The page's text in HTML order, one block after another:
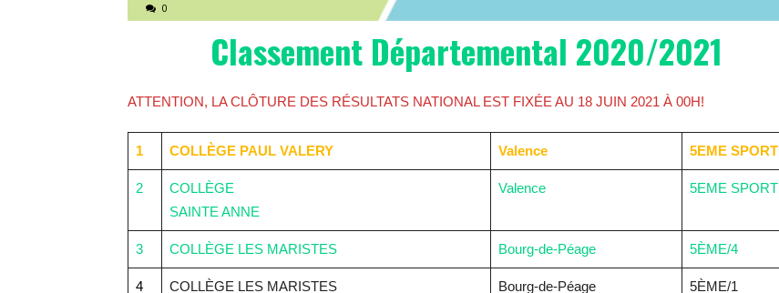
0
Classement Départemental 2020/2021
ATTENTION, LA CLÔTURE DES RÉSULTATS NATIONAL EST FIXÉE AU 18 JUIN 2021 À 00H!
1 COLLÈGE PAUL VALERY Valence 5EME SPORT
2
COLLÈGE
SAINTE ANNE
Valence 5EME SPORT
3 COLLÈGE LES MARISTES Bourg-de-Péage 5ÈME/4
4 COLLÈGE LES MARISTES Bourg-de-Péage 5ÈME/1